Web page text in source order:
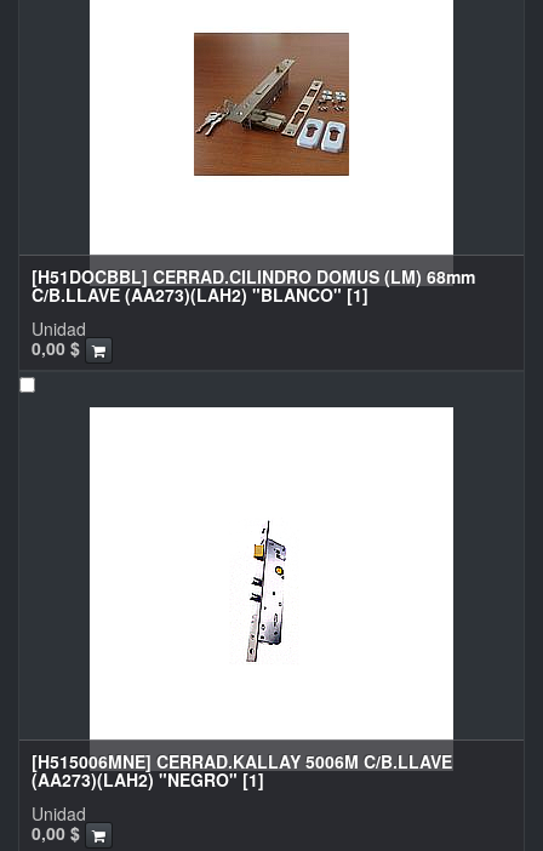
[H51DOCBBL] CERRAD.CILINDRO DOMUS (LM) 68mm
C/B.LLAVE (AA273)(LAH2) "BLANCO" [1]
0,00 $
Unidad
[H515006MNE] CERRAD.KALLAY 5006M C/B.LLAVE
(AA273)(LAH2) "NEGRO" [1]
0,00 $
Unidad